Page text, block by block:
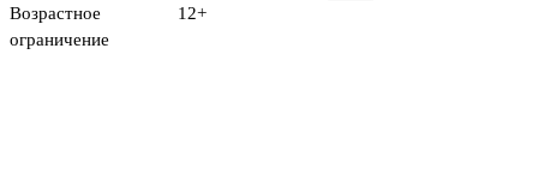
Возрастное
ограничение
12+